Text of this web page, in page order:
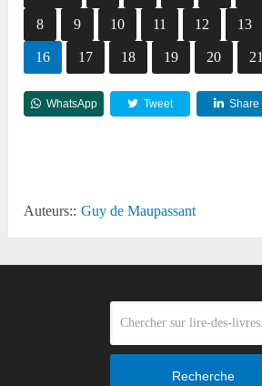
8 9 10 11 12 13
16 17 18 19 20 21
WhatsApp Tweet Share
Auteurs:: Guy de Maupassant
Recherche